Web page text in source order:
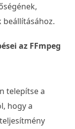
beállításához.
az FFmpeg
telepítse a
hogy a